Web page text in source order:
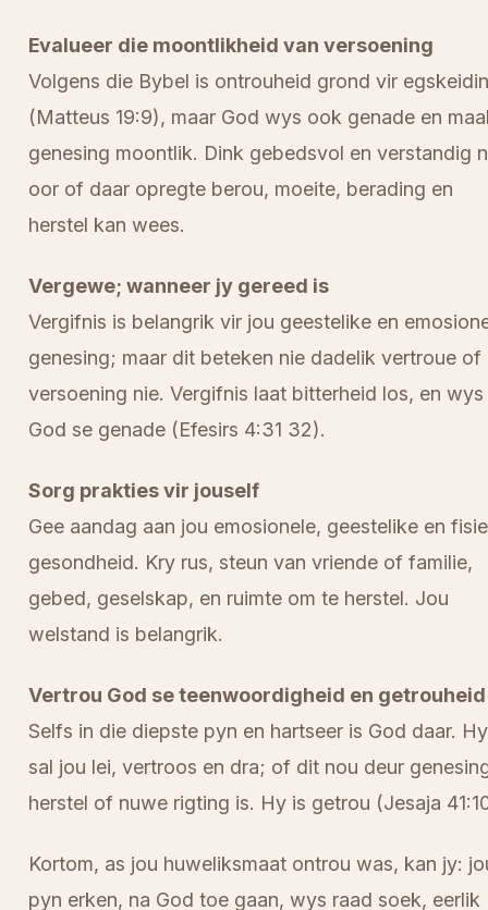
Evalueer die moontlikheid van versoening
Volgens die Bybel is ontrouheid grond vir
(Matteus 19:9), maar God wys ook genade en
genesing moontlik. Dink gebedsvol en verstandig
oor of daar opregte berou, moeite, berading en
herstel kan wees.
Vergewe; wanneer jy gereed is
Vergifnis is belangrik vir jou geestelike en
genesing; maar dit beteken nie dadelik vertroue of
versoening nie. Vergifnis laat bitterheid los, en wys
God se genade (Efesirs 4:31 32).
Sorg prakties vir jouself
Gee aandag aan jou emosionele, geestelike en
gesondheid. Kry rus, steun van vriende of familie,
gebed, geselskap, en ruimte om te herstel. Jou
welstand is belangrik.
Vertrou God se teenwoordigheid en getrouheid
Selfs in die diepste pyn en hartseer is God daar. Hy
sal jou lei, vertroos en dra; of dit nou deur
herstel of nuwe rigting is. Hy is getrou (Jesaja
Kortom, as jou huweliksmaat ontrou was, kan jy:
pyn erken, na God toe gaan, wys raad soek, eerlik